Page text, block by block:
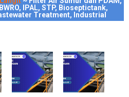
IPAL, STP, Bioseptictank,
Treatment, Industrial